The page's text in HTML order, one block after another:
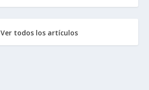
Ver todos los artículos